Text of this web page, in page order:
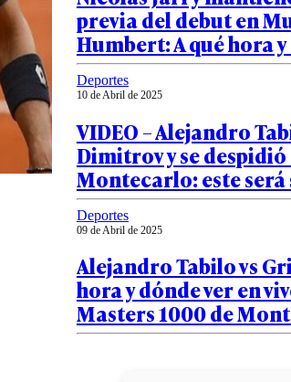
previa del debut en
Humbert: A qué hora
Deportes
10 de Abril de 2025
VIDEO – Alejandro
Dimitrov y se
Montecarlo: este
Deportes
09 de Abril de 2025
Alejandro Tabilo vs
hora y dónde ver en
Masters 1000 de